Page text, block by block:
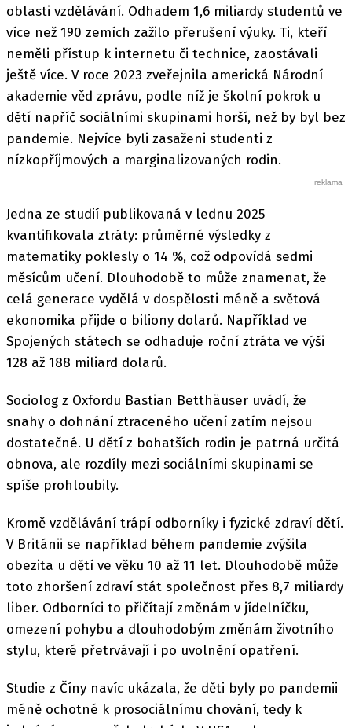
oblasti vzdělávání. Odhadem 1,6 miliardy studentů ve
více než 190 zemích zažilo přerušení výuky. Ti, kteří
neměli přístup k internetu či technice, zaostávali
ještě více. V roce 2023 zveřejnila americká Národní
akademie věd zprávu, podle níž je školní pokrok u
dětí napříč sociálními skupinami horší, než by byl bez
pandemie. Nejvíce byli zasaženi studenti z
nízkopříjmových a marginalizovaných rodin.
Jedna ze studií publikovaná v lednu 2025
kvantifikovala ztráty: průměrné výsledky z
matematiky poklesly o 14 %, což odpovídá sedmi
měsícům učení. Dlouhodobě to může znamenat, že
celá generace vydělá v dospělosti méně a světová
ekonomika přijde o biliony dolarů. Například ve
Spojených státech se odhaduje roční ztráta ve výši
128 až 188 miliard dolarů.
Sociolog z Oxfordu Bastian Betthäuser uvádí, že
snahy o dohnání ztraceného učení zatím nejsou
dostatečné. U dětí z bohatších rodin je patrná určitá
obnova, ale rozdíly mezi sociálními skupinami se
spíše prohloubily.
Kromě vzdělávání trápí odborníky i fyzické zdraví dětí.
V Británii se například během pandemie zvýšila
obezita u dětí ve věku 10 až 11 let. Dlouhodobě může
toto zhoršení zdraví stát společnost přes 8,7 miliardy
liber. Odborníci to přičítají změnám v jídelníčku,
omezení pohybu a dlouhodobým změnám životního
stylu, které přetrvávají i po uvolnění opatření.
Studie z Číny navíc ukázala, že děti byly po pandemii
méně ochotné k prosociálnímu chování, tedy k